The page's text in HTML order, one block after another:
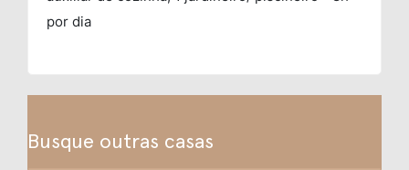
por dia
Busque outras casas